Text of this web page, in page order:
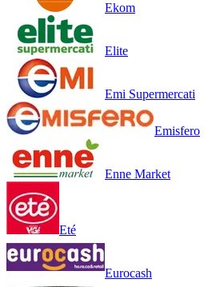
Ekom
Elite
Emi Supermercati
Emisfero
Enne Market
Eté
Eurocash